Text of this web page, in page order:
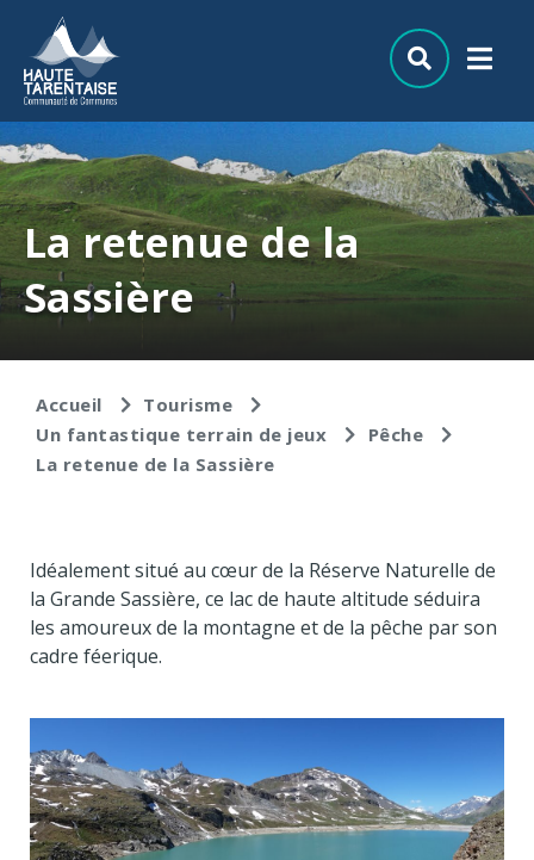
Aller à la recherche
La retenue de la
Sassière
Accueil
Tourisme
Un fantastique terrain de jeux
Pêche
La retenue de la Sassière
Idéalement situé au cœur de la Réserve Naturelle de
la Grande Sassière, ce lac de haute altitude séduira
les amoureux de la montagne et de la pêche par son
cadre féerique.